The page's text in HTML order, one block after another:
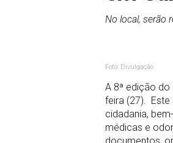
No local, serão
Foto: Divulgação
A 8ª edição do
feira (27). Este
cidadania,
médicas e
documentos,